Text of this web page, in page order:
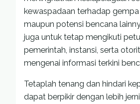
kewaspadaan terhadap
maupun potensi bencana
juga untuk tetap mengikuti
pemerintah, instansi, serta
mengenai informasi terkini
Tetaplah tenang dan hindari
dapat berpikir dengan lebih